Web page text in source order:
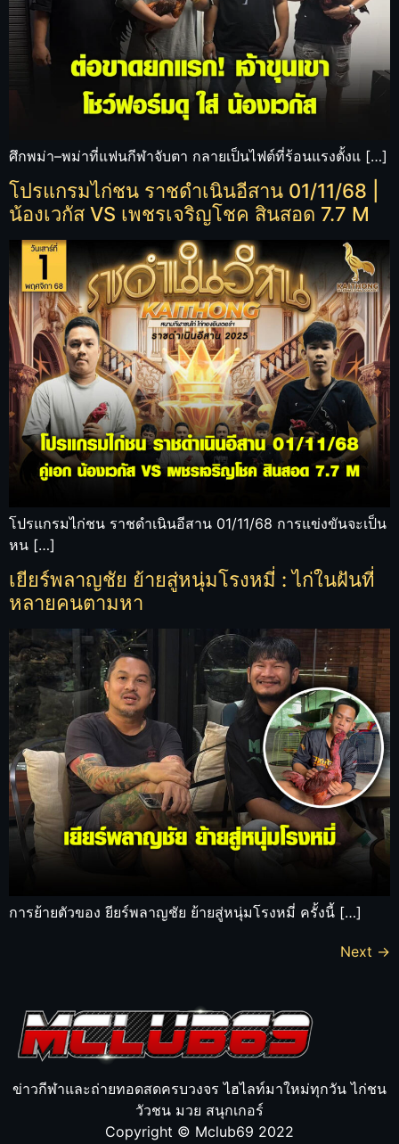
ศึกพม่า–พม่าที่แฟนกีฬาจับตา กลายเป็นไฟต์ที่ร้อนแรงตั้งแ […]
โปรแกรมไก่ชน ราชดำเนินอีสาน 01/11/68 |
น้องเวกัส VS เพชรเจริญโชค สินสอด 7.7 M
โปรแกรมไก่ชน ราชดำเนินอีสาน 01/11/68 การแข่งขันจะเป็น
หน […]
เยียร์พลาญชัย ย้ายสู่หนุ่มโรงหมี่ : ไก่ในฝันที่
หลายคนตามหา
การย้ายตัวของ ยียร์พลาญชัย ย้ายสู่หนุ่มโรงหมี่ ครั้งนี้ […]
Next →
ข่าวกีฬาและถ่ายทอดสดครบวงจร ไฮไลท์มาใหม่ทุกวัน ไก่ชน
วัวชน มวย สนุกเกอร์
Copyright © Mclub69 2022